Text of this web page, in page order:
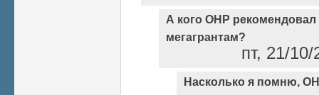
А кого ОНР
мегагрантам?
пт, 21/
Насколько я помню,